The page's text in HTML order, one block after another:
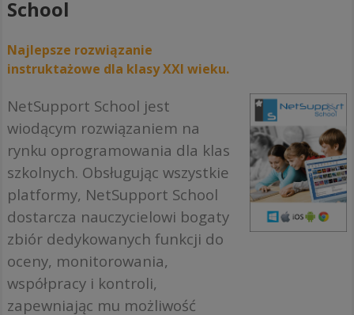
School
Najlepsze rozwiązanie
instruktażowe dla klasy XXI wieku.
NetSupport School jest
wiodącym rozwiązaniem na
rynku oprogramowania dla klas
szkolnych. Obsługując wszystkie
platformy, NetSupport School
dostarcza nauczycielowi bogaty
zbiór dedykowanych funkcji do
oceny, monitorowania,
współpracy i kontroli,
zapewniając mu możliwość